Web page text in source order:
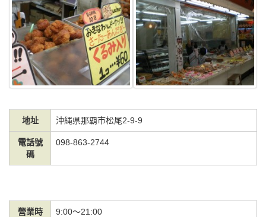
地址 沖縄県那覇市松尾2-9-9
電話號
碼
098-863-2744
營業時
9:00～21:00